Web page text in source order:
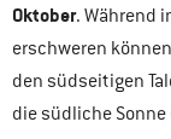
Oktober. Während
erschweren
den südseitigen
die südliche